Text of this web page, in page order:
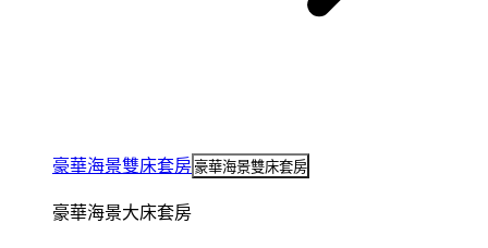
豪華海景雙床套房豪華海景雙床套房
豪華海景大床套房